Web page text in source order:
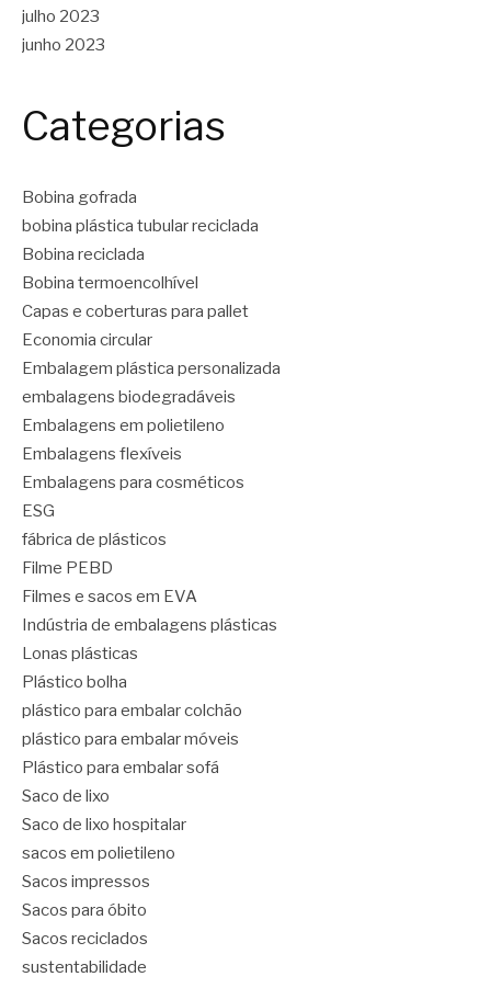
julho 2023
junho 2023
Categorias
Bobina gofrada
bobina plástica tubular reciclada
Bobina reciclada
Bobina termoencolhível
Capas e coberturas para pallet
Economia circular
Embalagem plástica personalizada
embalagens biodegradáveis
Embalagens em polietileno
Embalagens flexíveis
Embalagens para cosméticos
ESG
fábrica de plásticos
Filme PEBD
Filmes e sacos em EVA
Indústria de embalagens plásticas
Lonas plásticas
Plástico bolha
plástico para embalar colchão
plástico para embalar móveis
Plástico para embalar sofá
Saco de lixo
Saco de lixo hospitalar
sacos em polietileno
Sacos impressos
Sacos para óbito
Sacos reciclados
sustentabilidade